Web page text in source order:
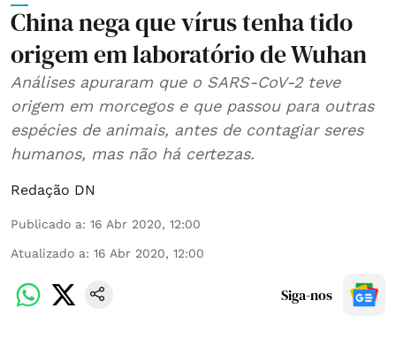
China nega que vírus tenha tido
origem em laboratório de Wuhan
Análises apuraram que o SARS-CoV-2 teve
origem em morcegos e que passou para outras
espécies de animais, antes de contagiar seres
humanos, mas não há certezas.
Redação DN
Publicado a: 16 Abr 2020, 12:00
Atualizado a: 16 Abr 2020, 12:00
Siga-nos